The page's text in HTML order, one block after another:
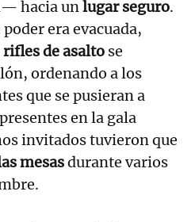
hacia unlugar seguro.
era evacuada,
rifles de asalto se
ordenando a los
que se pusieran a
en la gala
invitados tuvieron que
mesasdurante varios